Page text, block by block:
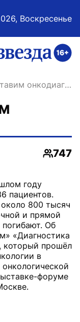
Воскресенье
онкодиагностику
747
году
пациентов.
800 тысяч
и прямой
Об
«Диагностика
который прошёл
в
форуме